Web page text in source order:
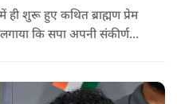
ही शुरू हुए कथित ब्राह्मण प्रेम
कि सपा अपनी संकीर्ण